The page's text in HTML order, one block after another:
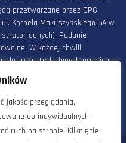
jakość przeglądania,
do indywidualnych
ruch na stronie. Kliknięcie
przetwarzane przez DPG
Kornela Makuszyńskiego 5A w
danych). Podanie
W każdej chwili
do treści tych danych oraz ich
może być odwołana w każdym